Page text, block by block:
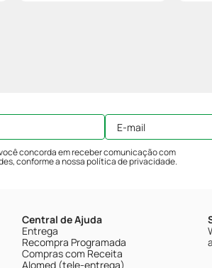
concorda em receber comunicação com
conforme a nossapolítica de privacidade.
Central de Ajuda
Entrega
Recompra Programada
Compras com Receita
Alomed (tele-entrega)